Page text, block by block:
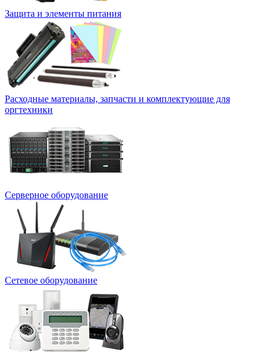
Защита и элементы питания
Расходные материалы, запчасти и комплектующие для
оргтехники
Серверное оборудование
Сетевое оборудование